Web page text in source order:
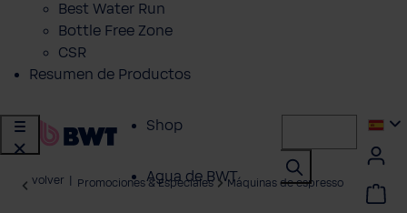
Best Water Run
Bottle Free Zone
CSR
Resumen de Productos
Shop
Agua de BWT
volver Promociones & Especiales Máquinas de espresso